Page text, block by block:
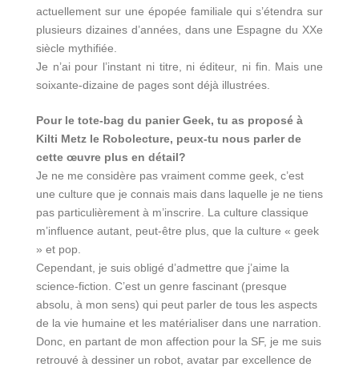
actuellement sur une épopée familiale qui s’étendra sur
plusieurs dizaines d’années, dans une Espagne du XXe
siècle mythifiée.
Je n’ai pour l’instant ni titre, ni éditeur, ni fin. Mais une
soixante-dizaine de pages sont déjà illustrées.
Pour le tote-bag du panier Geek, tu as proposé à
Kilti Metz le Robolecture, peux-tu nous parler de
cette œuvre plus en détail?
Je ne me considère pas vraiment comme geek, c’est
une culture que je connais mais dans laquelle je ne tiens
pas particulièrement à m’inscrire. La culture classique
m’influence autant, peut-être plus, que la culture « geek
» et pop.
Cependant, je suis obligé d’admettre que j’aime la
science-fiction. C’est un genre fascinant (presque
absolu, à mon sens) qui peut parler de tous les aspects
de la vie humaine et les matérialiser dans une narration.
Donc, en partant de mon affection pour la SF, je me suis
retrouvé à dessiner un robot, avatar par excellence de